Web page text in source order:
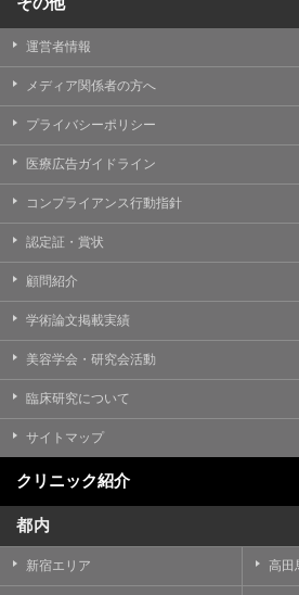
運営者情報
メディア関係者の方へ
プライバシーポリシー
医療広告ガイドライン
コンプライアンス行動指針
認定証・賞状
顧問紹介
学術論文掲載実績
美容学会・研究会活動
臨床研究について
サイトマップ
クリニック紹介
都内
新宿エリア 高田